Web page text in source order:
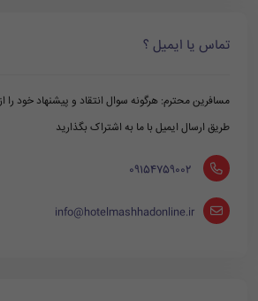
تماس یا ایمیل ؟
مسافرین محترم: هرگونه سوال انتقاد و پیشنهاد خود را
طریق ارسال ایمیل با ما به اشتراک بگذارید
‪ 09154759002
info@hotelmashhadonline.ir